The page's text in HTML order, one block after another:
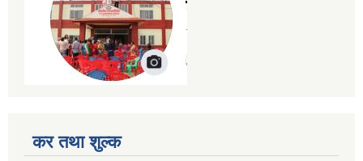
कर तथा शुल्क